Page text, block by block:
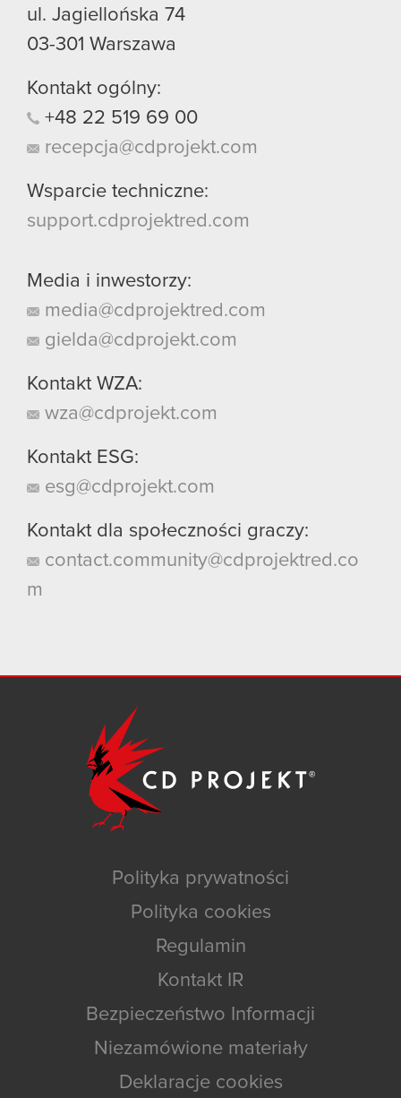
ul. Jagiellońska 74
03-301 Warszawa
Kontakt ogólny:
+48 22 519 69 00
recepcja@cdprojekt.com
Wsparcie techniczne:
support.cdprojektred.com
Media i inwestorzy:
media@cdprojektred.com
gielda@cdprojekt.com
Kontakt WZA:
wza@cdprojekt.com
Kontakt ESG:
esg@cdprojekt.com
Kontakt dla społeczności graczy:
contact.community@cdprojektred.co
m
Polityka prywatności
Polityka cookies
Regulamin
Kontakt IR
Bezpieczeństwo Informacji
Niezamówione materiały
Deklaracje cookies